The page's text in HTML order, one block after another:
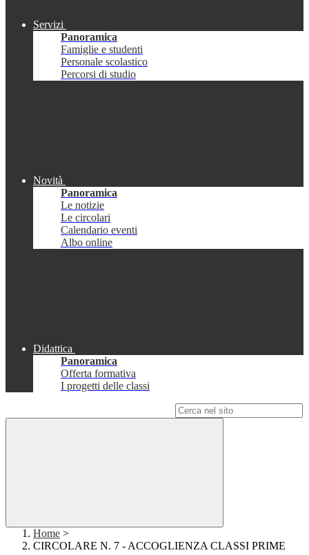
Servizi
Panoramica
Famiglie e studenti
Personale scolastico
Percorsi di studio
Novità
Panoramica
Le notizie
Le circolari
Calendario eventi
Albo online
Didattica
Panoramica
Offerta formativa
I progetti delle classi
Home >
CIRCOLARE N. 7 - ACCOGLIENZA CLASSI PRIME